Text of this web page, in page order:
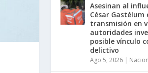
Asesinan al
César
transmisión en
autoridades
posible vínculo
delictivo
Ago 5, 2026 |